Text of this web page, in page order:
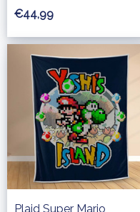
Canapé
€44,99
Plaid Super Mario